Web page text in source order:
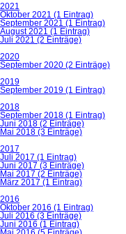
2021
Oktober 2021 (1 Eintrag)
September 2021 (1 Eintrag)
August 2021 (1 Eintrag)
Juli 2021 (2 Einträge)
2020
September 2020 (2 Einträge)
2019
September 2019 (1 Eintrag)
2018
September 2018 (1 Eintrag)
Juni 2018 (2 Einträge)
Mai 2018 (3 Einträge)
2017
Juli 2017 (1 Eintrag)
Juni 2017 (3 Einträge)
Mai 2017 (2 Einträge)
März 2017 (1 Eintrag)
2016
Oktober 2016 (1 Eintrag)
Juli 2016 (3 Einträge)
Juni 2016 (1 Eintrag)